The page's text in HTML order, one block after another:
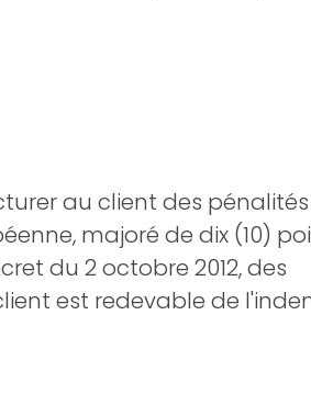
au client des
majoré de dix (10)
du 2 octobre 2012, des
est redevable de